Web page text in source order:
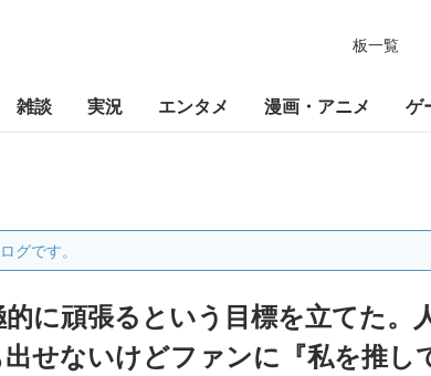
板一覧
雑談 実況 エンタメ 漫画・アニメ ゲ
グです。
に頑張るという目標を立てた。
せないけどファンに『私を推し